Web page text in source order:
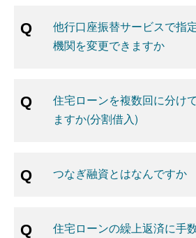
他行口座振替サービスで指
機関を変更できますか
住宅ローンを複数回に分け
ますか(分割借入)
つなぎ融資とはなんですか
住宅ローンの繰上返済に手